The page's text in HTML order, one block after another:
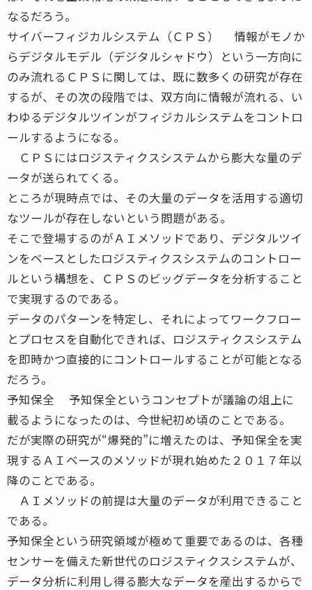
なるだろう。
サイバーフィジカルシステム（ＣＰＳ） 情報がモノか
らデジタルモデル（デジタルシャドウ）という一方向に
のみ流れるＣＰＳに関しては、既に数多くの研究が存在
するが、その次の段階では、双方向に情報が流れる、い
わゆるデジタルツインがフィジカルシステムをコントロ
ールするようになる。
ＣＰＳにはロジスティクスシステムから膨大な量のデ
ータが送られてくる。
ところが現時点では、その大量のデータを活用する適切
なツールが存在しないという問題がある。
そこで登場するのがＡＩメソッドであり、デジタルツイ
ンをベースとしたロジスティクスシステムのコントロー
ルという構想を、ＣＰＳのビッグデータを分析すること
で実現するのである。
データのパターンを特定し、それによってワークフロー
とプロセスを自動化できれば、ロジスティクスシステム
を即時かつ直接的にコントロールすることが可能となる
だろう。
予知保全 予知保全というコンセプトが議論の俎上に
載るようになったのは、今世紀初め頃のことである。
だが実際の研究が“爆発的”に増えたのは、予知保全を実
現するＡＩベースのメソッドが現れ始めた２０１７年以
降のことである。
ＡＩメソッドの前提は大量のデータが利用できること
である。
予知保全という研究領域が極めて重要であるのは、各種
センサーを備えた新世代のロジスティクスシステムが、
データ分析に利用し得る膨大なデータを産出するからで